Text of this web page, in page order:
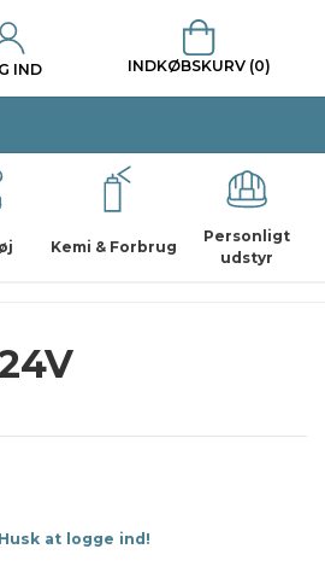
IND INDKØBSKURV (0)
Kemi & Forbrug
Personligt
udstyr
at logge ind!